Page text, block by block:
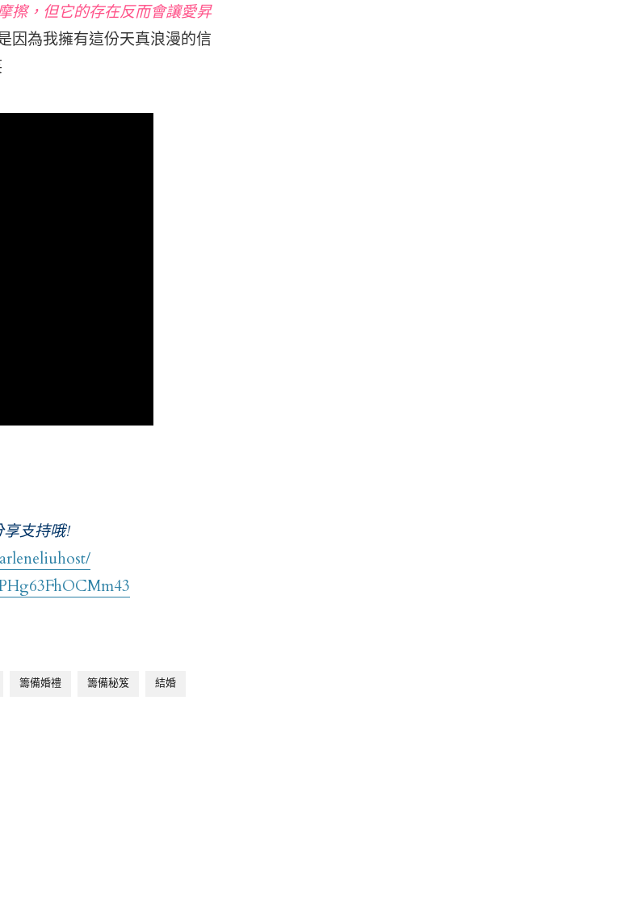
擦，但它的存在反而會讓愛昇
因為我擁有這份天真浪漫的信
享支持哦!
籌備婚禮 籌備秘笈 結婚